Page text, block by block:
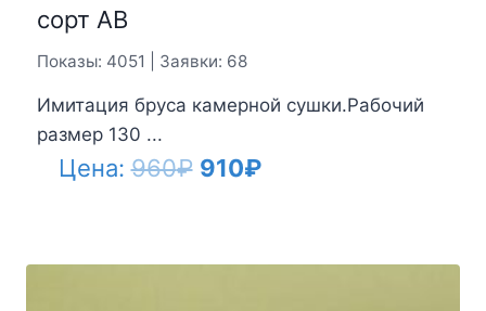
сорт АВ
Показы: 4051 | Заявки: 68
Имитация бруса камерной сушки.Рабочий
размер 130 ...
Цена:960₽ Первоначальная
910₽Текущая